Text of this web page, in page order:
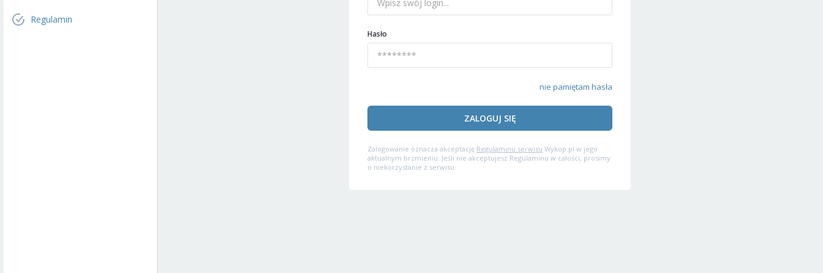
Regulamin
Hasło
nie pamiętam hasła
ZALOGUJ SIĘ
Zalogowanie oznacza akceptację Regulaminu serwisu Wykop.pl w jego
aktualnym brzmieniu. Jeśli nie akceptujesz Regulaminu w całości, prosimy
o niekorzystanie z serwisu.